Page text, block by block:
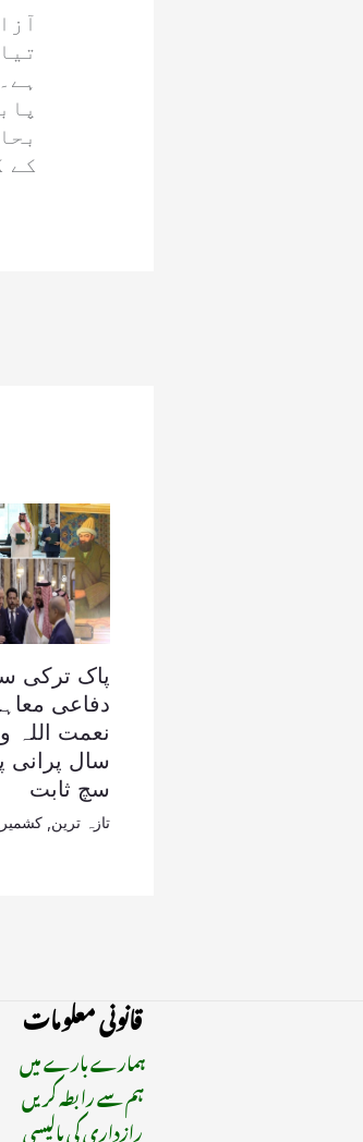
کے
پاک ترکی
دفاعی
سال پرانی
سچ ثابت
تازہ ترین کشمیر
قانونی معلومات
ہمارے بارے میں
ہم سے رابطہ کریں
رازداری کی پالیسی